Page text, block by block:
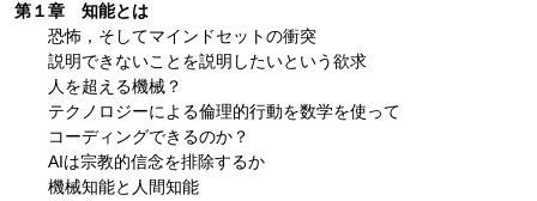
第１章 知能とは
恐怖，そしてマインドセットの衝突
説明できないことを説明したいという欲求
人を超える機械？
テクノロジーによる倫理的行動を数学を使って
コーディングできるのか？
AIは宗教的信念を排除するか
機械知能と人間知能